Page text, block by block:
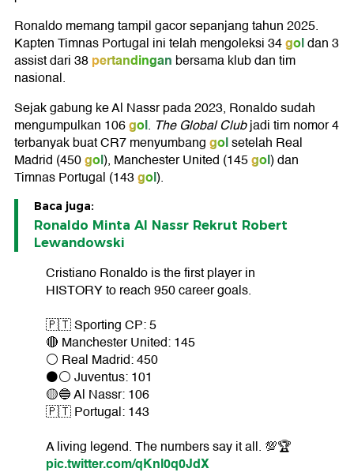
Ronaldo memang tampil gacor sepanjang tahun 2025.
Kapten Timnas Portugal ini telah mengoleksi 34goldan 3
assist dari 38pertandingan bersama klub dan tim
nasional.
Sejak gabung ke Al Nassr pada 2023, Ronaldo sudah
mengumpulkan 106gol. The Global Clubjadi tim nomor 4
terbanyak buat CR7 menyumbanggolsetelah Real
Madrid (450gol), Manchester United (145gol) dan
Timnas Portugal (143gol).
Baca juga:
Ronaldo Minta Al Nassr Rekrut Robert
Lewandowski
Cristiano Ronaldo is the first player in
HISTORY to reach 950 career goals.
🇵🇹 Sporting CP: 5
🔴 Manchester United: 145
⚪ Real Madrid: 450
⚫⚪ Juventus: 101
🟡🔵 Al Nassr: 106
🇵🇹 Portugal: 143
A living legend. The numbers say it all. 💯🏆
pic.twitter.com/qKnl0q0JdX